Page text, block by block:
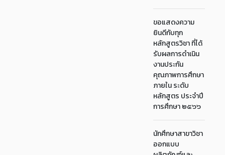
ขอแสดงความ
ยินดีกับทุก
หลักสูตรวิชา ที่ได้
รับผลการดำเนิน
งานประกัน
คุณภาพการศึกษา
ภายใน ระดับ
หลักสูตร ประจำปี
การศึกษา ๒๕๖๖
นักศึกษาสาขาวิชา
ออกแบบ